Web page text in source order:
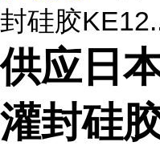
封硅胶
供应日
灌封硅